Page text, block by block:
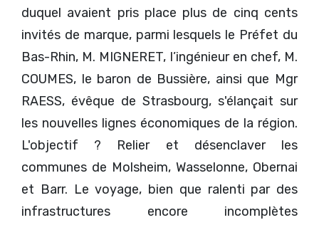
duquel avaient pris place plus de cinq cents
invités de marque, parmi lesquels le Préfet du
Bas-Rhin, M. MIGNERET, l’ingénieur en chef, M.
COUMES, le baron de Bussière, ainsi que Mgr
RAESS, évêque de Strasbourg, s'élançait sur
les nouvelles lignes économiques de la région.
L'objectif ? Relier et désenclaver les
communes de Molsheim, Wasselonne, Obernai
et Barr. Le voyage, bien que ralenti par des
infrastructures encore incomplètes